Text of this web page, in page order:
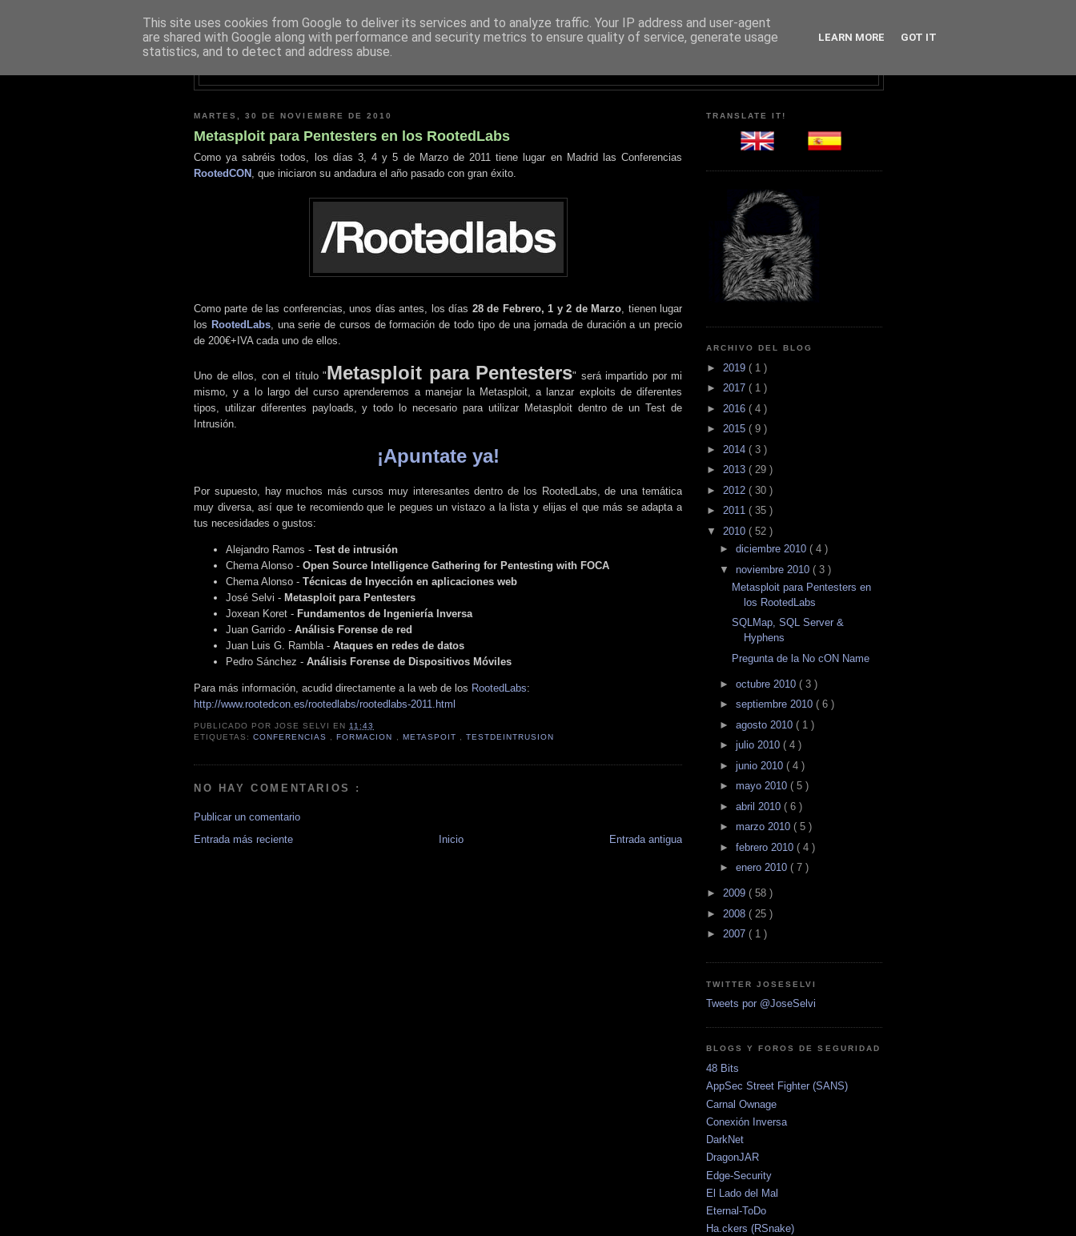
PENTESTER.ES
MARTES, 30 DE NOVIEMBRE DE 2010
Metasploit para Pentesters en los RootedLabs
Como ya sabréis todos, los días 3, 4 y 5 de Marzo de 2011 tiene lugar en Madrid las Conferencias
RootedCON , que iniciaron su andadura el año pasado con gran éxito.
Como parte de las conferencias, unos días antes, los días 28 de Febrero, 1 y 2 de Marzo, tienen lugar
los RootedLabs, una serie de cursos de formación de todo tipo de una jornada de duración a un precio
de 200€+IVA cada uno de ellos.
Uno de ellos, con el título "Metasploit para Pentesters" será impartido por mi
mismo, y a lo largo del curso aprenderemos a manejar la Metasploit, a lanzar exploits de diferentes
tipos, utilizar diferentes payloads, y todo lo necesario para utilizar Metasploit dentro de un Test de
Intrusión.
¡Apuntate ya!
Por supuesto, hay muchos más cursos muy interesantes dentro de los RootedLabs, de una temática
muy diversa, así que te recomiendo que le pegues un vistazo a la lista y elijas el que más se adapta a
tus necesidades o gustos:
Alejandro Ramos - Test de intrusión
Chema Alonso - Open Source Intelligence Gathering for Pentesting with FOCA
Chema Alonso - Técnicas de Inyección en aplicaciones web
José Selvi - Metasploit para Pentesters
Joxean Koret - Fundamentos de Ingeniería Inversa
Juan Garrido - Análisis Forense de red
Juan Luis G. Rambla - Ataques en redes de datos
Pedro Sánchez - Análisis Forense de Dispositivos Móviles
Para más información, acudid directamente a la web de los RootedLabs:
http://www.rootedcon.es/rootedlabs/rootedlabs-2011.html
PUBLICADO PORJOSE SELVI EN 11:43
ETIQUETAS:CONFERENCIAS ,FORMACION METASPOIT TESTDEINTRUSION
NO HAY COMENTARIOS :
Publicar un comentario
Entrada más reciente
Entrada antigua
Inicio
TRANSLATE IT!
ARCHIVO DEL BLOG
► 2019 ( 1 )
► 2017 ( 1 )
► 2016 ( 4 )
► 2015 ( 9 )
► 2014 ( 3 )
► 2013 ( 29 )
► 2012 ( 30 )
► 2011 ( 35 )
▼ 2010 ( 52 )
► diciembre 2010 ( 4 )
▼ noviembre 2010 ( 3 )
Metasploit para Pentesters en
los RootedLabs
SQLMap, SQL Server &
Hyphens
Pregunta de la No cON Name
► octubre 2010 ( 3 )
► septiembre 2010 ( 6 )
► agosto 2010 ( 1 )
► julio 2010 ( 4 )
► junio 2010 ( 4 )
► mayo 2010 ( 5 )
► abril 2010 ( 6 )
► marzo 2010 ( 5 )
► febrero 2010 ( 4 )
► enero 2010 ( 7 )
► 2009 ( 58 )
► 2008 ( 25 )
► 2007 ( 1 )
TWITTER JOSESELVI
Tweets por @JoseSelvi
BLOGS Y FOROS DE SEGURIDAD
48 Bits
AppSec Street Fighter (SANS)
Carnal Ownage
Conexión Inversa
DarkNet
DragonJAR
Edge-Security
El Lado del Mal
Eternal-ToDo
Ha.ckers (RSnake)
This site uses cookies from Google to deliver its services and to analyze traffic. Your IP address and user-agent
are shared with Google along with performance and security metrics to ensure quality of service, generate usage
statistics, and to detect and address abuse.
LEARN MORE GOT IT